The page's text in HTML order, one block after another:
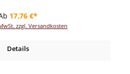
Preis:
17,76 €*
zzgl. Versandkosten
Details